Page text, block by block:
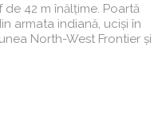
42 m înălțime. Poartă
armata indiană, uciși în
North-West Frontier și